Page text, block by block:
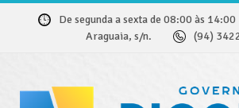
De segunda a sexta de 08:00 às
Araguaia, s/n.
(94)